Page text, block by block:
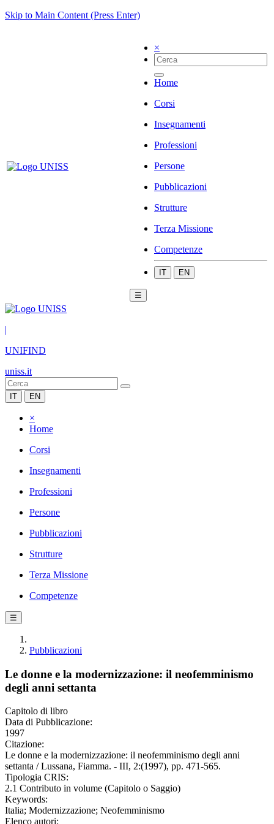
Skip to Main Content (Press Enter)
×
Home
Corsi
Insegnamenti
Professioni
Persone
Pubblicazioni
Strutture
Terza Missione
Competenze
IT EN
☰
|
UNIFIND
uniss.it
IT EN
×
Home
Corsi
Insegnamenti
Professioni
Persone
Pubblicazioni
Strutture
Terza Missione
Competenze
☰
Pubblicazioni
Le donne e la modernizzazione: il neofemminismo
degli anni settanta
Capitolo di libro
Data di Pubblicazione:
1997
Citazione:
Le donne e la modernizzazione: il neofemminismo degli anni
settanta / Lussana, Fiamma. - III, 2:(1997), pp. 471-565.
Tipologia CRIS:
2.1 Contributo in volume (Capitolo o Saggio)
Keywords:
Italia; Modernizzazione; Neofemminismo
Elenco autori: